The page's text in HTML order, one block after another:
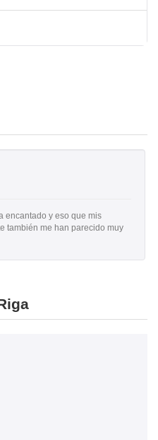
encantado y eso que mis
también me han parecido muy